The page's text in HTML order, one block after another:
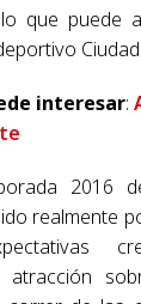
que puede
interesar:
2016
realmente
atracción